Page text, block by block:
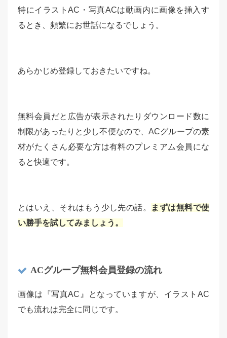
特にイラストAC・写真ACは動画内に画像を挿入す
るとき、頻繁にお世話になるでしょう。
あらかじめ登録しておきたいですね。
無料会員だと広告が表示されたりダウンロード数に
制限があったりと少し不便なので、ACグループの素
材がたくさん必要な方は有料のプレミアム会員にな
ると快適です。
とはいえ、それはもう少し先の話。
まずは無料で使
い勝手を試してみましょう。
ACグループ無料会員登録の流れ
画像は『写真AC』となっていますが、イラストAC
でも流れは完全に同じです。